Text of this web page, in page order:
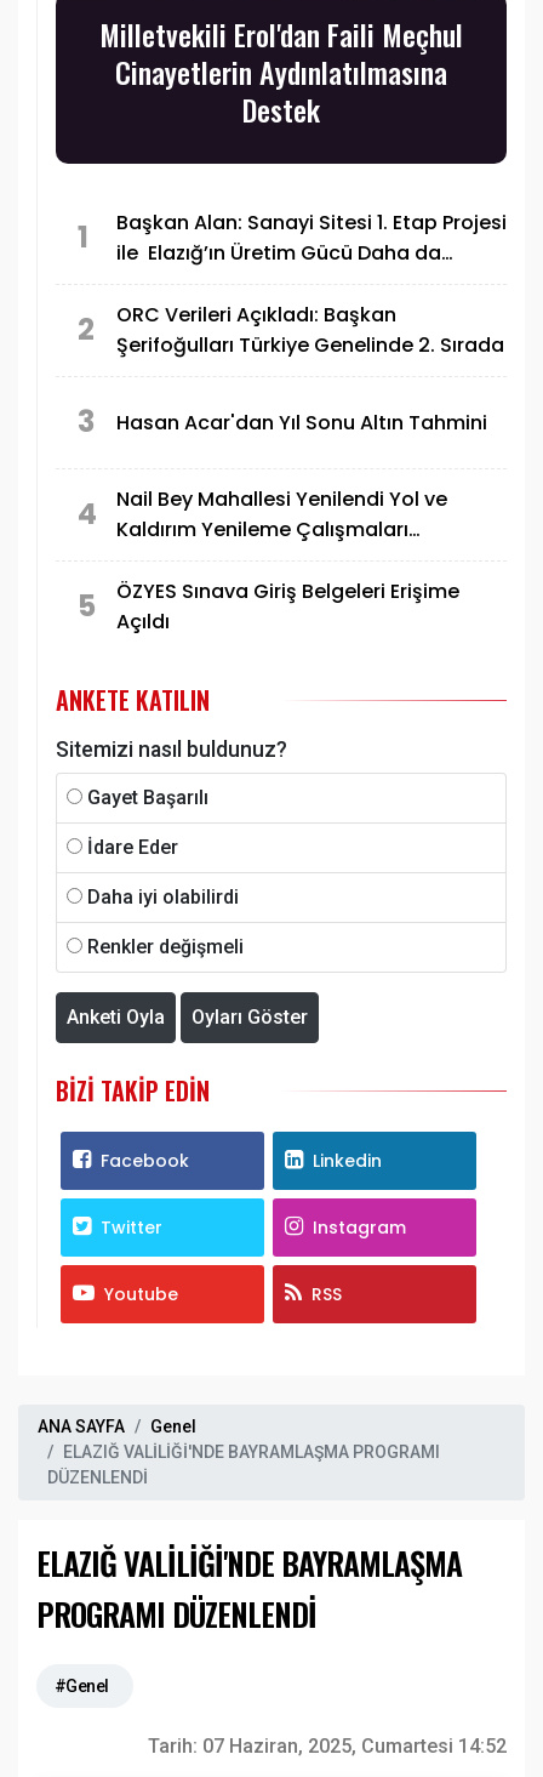
Milletvekili Erol'dan Faili Meçhul
Cinayetlerin Aydınlatılmasına
Destek
1
Başkan Alan: Sanayi Sitesi 1. Etap Projesi
ile Elazığ’ın Üretim Gücü Daha da
2
ORC Verileri Açıkladı: Başkan
Şerifoğulları Türkiye Genelinde 2. Sırada
3 Hasan Acar'dan Yıl Sonu Altın Tahmini
4
Nail Bey Mahallesi Yenilendi Yol ve
Kaldırım Yenileme Çalışmaları
5
ÖZYES Sınava Giriş Belgeleri Erişime
Açıldı
ANKETE KATILIN
Sitemizi nasıl buldunuz?
Gayet Başarılı
İdare Eder
Daha iyi olabilirdi
Renkler değişmeli
Anketi Oyla Oyları Göster
BIZI TAKIP EDIN
Facebook Linkedin
Twitter Instagram
Youtube RSS
ANA SAYFA
Genel
ELAZIĞ VALİLİĞİ'NDE BAYRAMLAŞMA PROGRAMI
DÜZENLENDİ
ELAZIĞ VALİLİĞİ'NDE BAYRAMLAŞMA
PROGRAMI DÜZENLENDİ
#Genel
Tarih: 07 Haziran, 2025, Cumartesi 14:52